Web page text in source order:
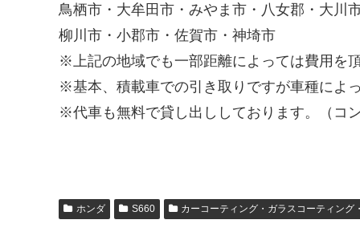
鳥栖市・大牟田市・みやま市・八女郡・大川
柳川市・小郡市・佐賀市・神埼市
※上記の地域でも一部距離によっては費用を
※基本、積載車での引き取りですが車種によ
※代車も無料で貸し出ししております。（コ
ホンダ S660 カーコーティング・ガラスコーティング